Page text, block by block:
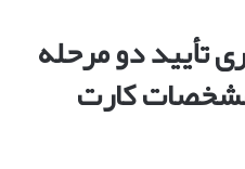
تأیید دو مرحله
کارت